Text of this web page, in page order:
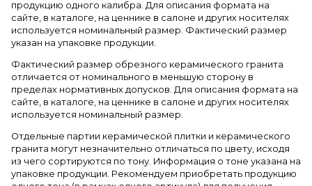
продукцию одного калибра. Для описания формата на
сайте, в каталоге, на ценнике в салоне и других носителях
используется номинальный размер. Фактический размер
указан на упаковке продукции.
Фактический размер обрезного керамического гранита
отличается от номинального в меньшую сторону в
пределах нормативных допусков. Для описания формата на
сайте, в каталоге, на ценнике в салоне и других носителях
используется номинальный размер.
Отдельные партии керамической плитки и керамического
гранита могут незначительно отличаться по цвету, исходя
из чего сортируются по тону. Информация о тоне указана на
упаковке продукции. Рекомендуем приобретать продукцию